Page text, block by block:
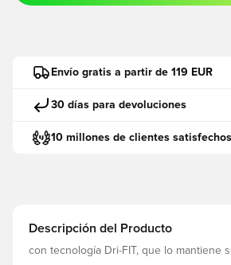
Envío gratis a partir de 119 EUR
30 días para devoluciones
10 millones de clientes
Descripción del Producto
con tecnología Dri-FIT, que lo mantiene